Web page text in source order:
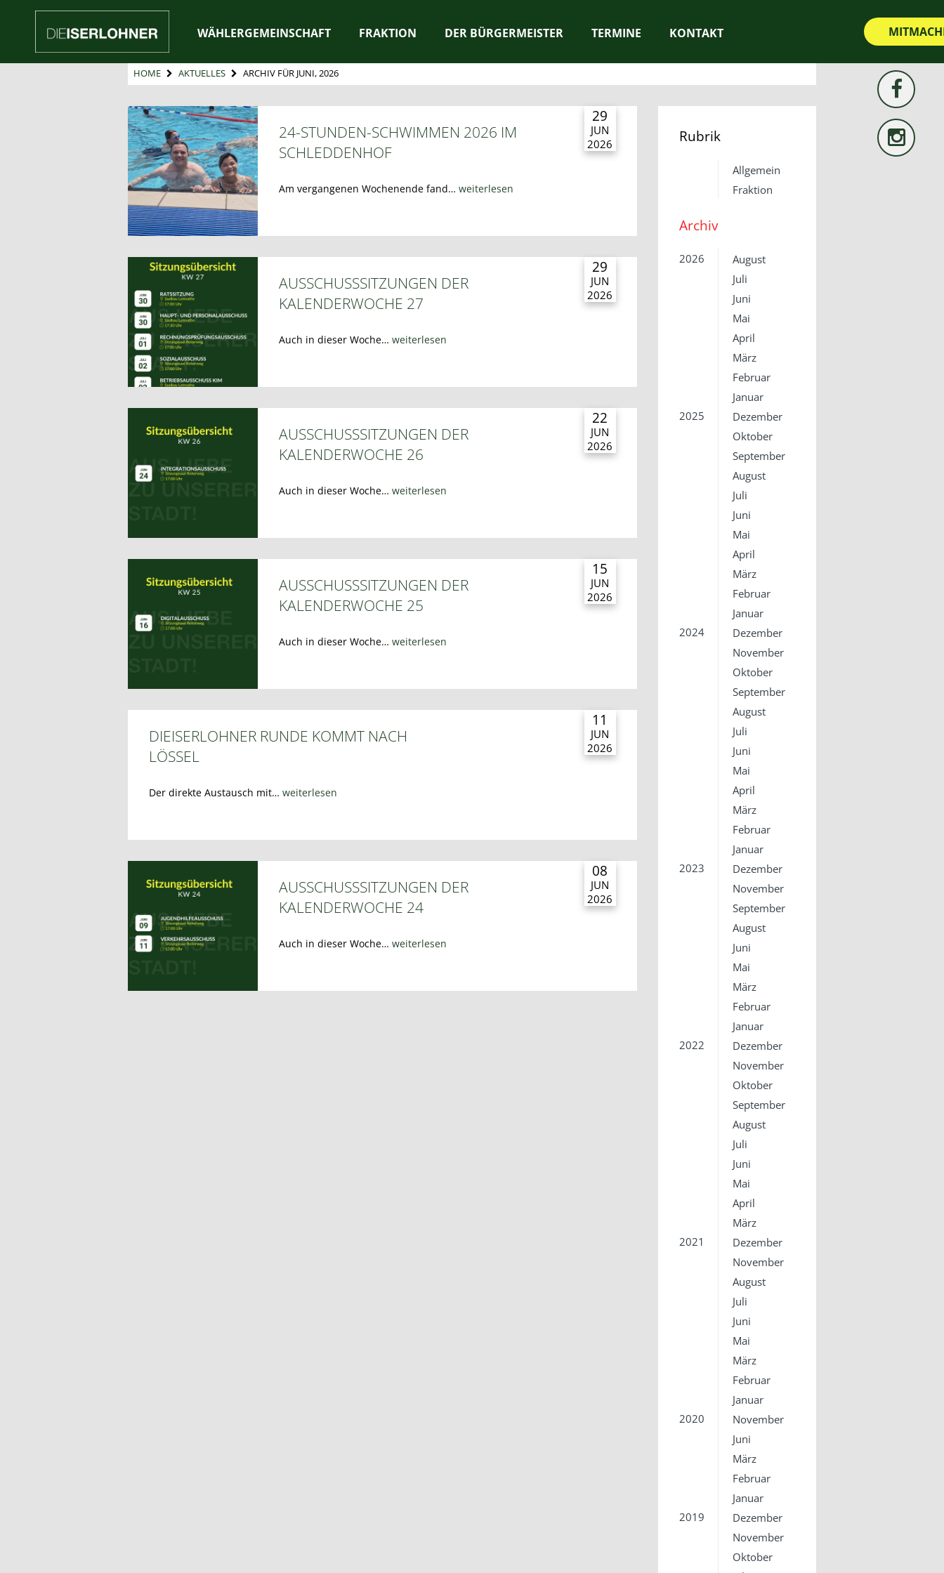
WÄHLERGEMEINSCHAFT FRAKTION DER BÜRGERMEISTER TERMINE KONTAKT
HOME AKTUELLES ARCHIV FÜR JUNI, 2026
29
JUN
2026
24-STUNDEN-SCHWIMMEN 2026 IM
SCHLEDDENHOF
Am vergangenen Wochenende fand… weiterlesen
29
JUN
2026
AUSSCHUSSSITZUNGEN DER
KALENDERWOCHE 27
Auch in dieser Woche… weiterlesen
22
JUN
2026
AUSSCHUSSSITZUNGEN DER
KALENDERWOCHE 26
Auch in dieser Woche… weiterlesen
15
JUN
2026
AUSSCHUSSSITZUNGEN DER
KALENDERWOCHE 25
Auch in dieser Woche… weiterlesen
11
JUN
2026
DIEISERLOHNER RUNDE KOMMT NACH
LÖSSEL
Der direkte Austausch mit… weiterlesen
08
JUN
2026
AUSSCHUSSSITZUNGEN DER
KALENDERWOCHE 24
Auch in dieser Woche… weiterlesen
Rubrik
Allgemein
Fraktion
Archiv
2026
August
Juli
Juni
Mai
April
März
Februar
Januar
2025
Dezember
Oktober
September
August
Juli
Juni
Mai
April
März
Februar
Januar
2024
Dezember
November
Oktober
September
August
Juli
Juni
Mai
April
März
Februar
Januar
2023
Dezember
November
September
August
Juni
Mai
März
Februar
Januar
2022
Dezember
November
Oktober
September
August
Juli
Juni
Mai
April
März
2021
Dezember
November
August
Juli
Juni
Mai
März
Februar
Januar
2020
November
Juni
März
Februar
Januar
2019
Dezember
November
Oktober